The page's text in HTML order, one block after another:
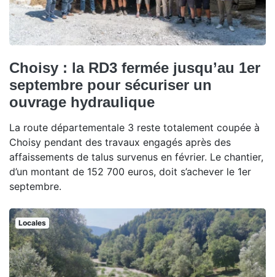
Choisy : la RD3 fermée jusqu’au 1er
septembre pour sécuriser un
ouvrage hydraulique
La route départementale 3 reste totalement coupée à
Choisy pendant des travaux engagés après des
affaissements de talus survenus en février. Le chantier,
d’un montant de 152 700 euros, doit s’achever le 1er
septembre.
Locales